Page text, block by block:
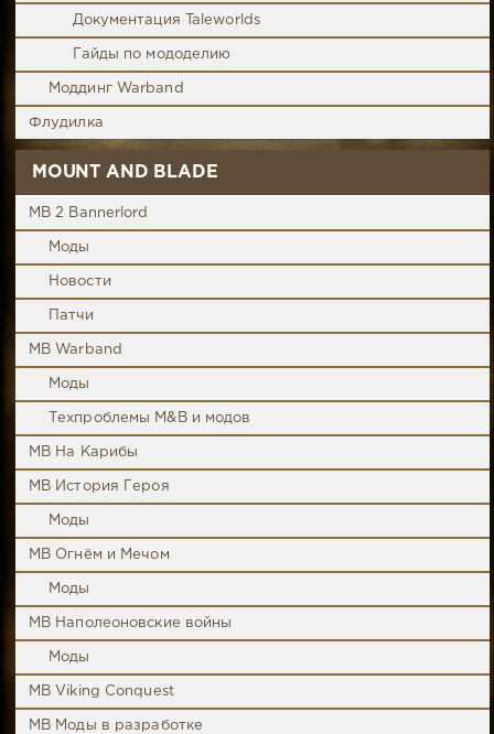
Документация Taleworlds
Гайды по мододелию
Моддинг Warband
Флудилка
MOUNT AND BLADE
MB 2 Bannerlord
Моды
Новости
Патчи
MB Warband
Моды
Техпроблемы M&B и модов
MB На Карибы
MB История Героя
Моды
MB Огнём и Мечом
Моды
MB Наполеоновские войны
Моды
MB Viking Conquest
MB Моды в разработке